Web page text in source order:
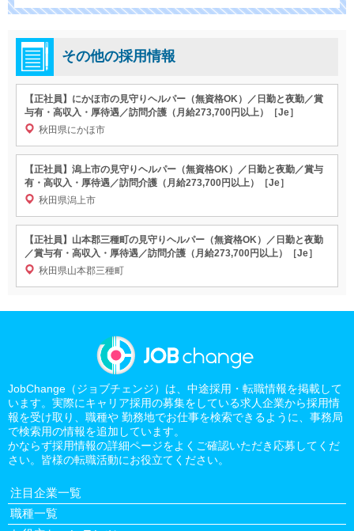
その他の採用情報
【正社員】にかほ市の見守りヘルパー（無資格OK）／日勤と夜勤／賞
与有・高収入・厚待遇／訪問介護（月給273,700円以上）［Je］
秋田県にかほ市
【正社員】潟上市の見守りヘルパー（無資格OK）／日勤と夜勤／賞与
有・高収入・厚待遇／訪問介護（月給273,700円以上）［Je］
秋田県潟上市
【正社員】山本郡三種町の見守りヘルパー（無資格OK）／日勤と夜勤
／賞与有・高収入・厚待遇／訪問介護（月給273,700円以上）［Je］
秋田県山本郡三種町
JobChange（ジョブチェンジ）は、中途採用・転職情報を掲載して
います。実際にキャリア採用の募集をしている求人企業から採用情
報を受け取り、職種や 勤務地でお仕事を検索できるように、事務局
で検索用の情報を追加しています。
かならず採用情報の詳細ページをよくご確認いただき応募してくだ
さい。皆様の転職活動にお役立てください。
注目企業一覧
職種一覧